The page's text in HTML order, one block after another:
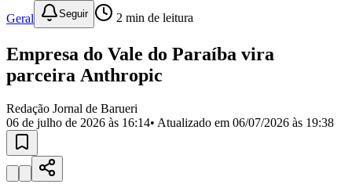
Bairros de Barueri
Selecione sua região Para notícias da sua região
JubranBelvalBethavilleBoa
VistaCalifórnia CarapicuíbaCentroChácaras MarcoCidades da
Região
Militar
Califórnia Jardim dos Altos
Esperança Jardim Graziela
Geral Seguir 2 min de leitura
Empresa do Vale do Paraíba vira
parceira Anthropic
Redação Jornal de Barueri
06 de julho de 2026 às 16:14• Atualizado em 06/07/2026 às 19:38